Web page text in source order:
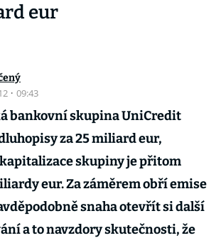
eur
· 09:43
bankovní skupina UniCredit
za 25 miliard eur,
skupiny je přitom
eur. Za záměrem obří emise
snaha otevřít si další
a to navzdory skutečnosti, že